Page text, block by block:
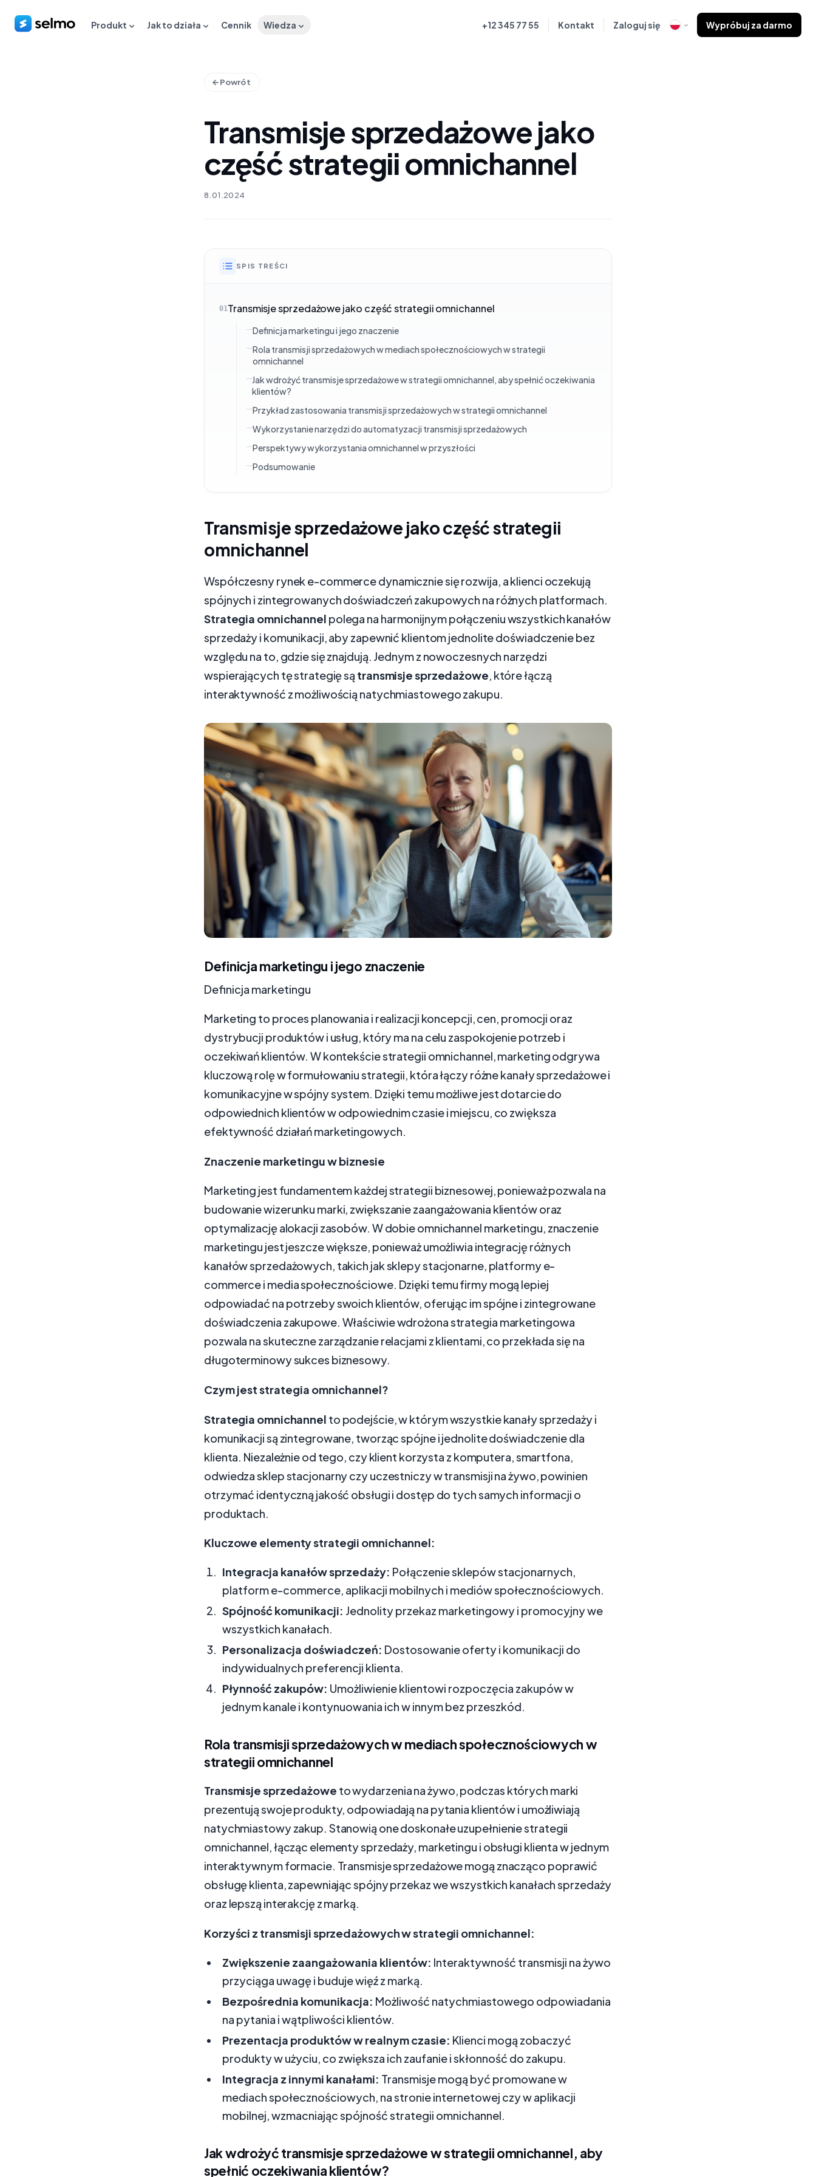
Produkt Jak to działa Cennik Wiedza +12 345 77 55 Kontakt Zaloguj się Wypróbuj za darmo
Powrót
Transmisje sprzedażowe jako
część strategii omnichannel
8.01.2024
SPIS TREŚCI
01Transmisje sprzedażowe jako część strategii omnichannel
Definicja marketingu i jego znaczenie
Rola transmisji sprzedażowych w mediach społecznościowych w strategii
omnichannel
Jak wdrożyć transmisje sprzedażowe w strategii omnichannel, aby spełnić oczekiwania
klientów?
Przykład zastosowania transmisji sprzedażowych w strategii omnichannel
Wykorzystanie narzędzi do automatyzacji transmisji sprzedażowych
Perspektywy wykorzystania omnichannel w przyszłości
Podsumowanie
Transmisje sprzedażowe jako część strategii
omnichannel
Współczesny rynek e-commerce dynamicznie się rozwija, a klienci oczekują
spójnych i zintegrowanych doświadczeń zakupowych na różnych platformach.
Strategia omnichannel polega na harmonijnym połączeniu wszystkich kanałów
sprzedaży i komunikacji, aby zapewnić klientom jednolite doświadczenie bez
względu na to, gdzie się znajdują. Jednym z nowoczesnych narzędzi
wspierających tę strategię są transmisje sprzedażowe , które łączą
interaktywność z możliwością natychmiastowego zakupu.
Definicja marketingu i jego znaczenie
Definicja marketingu
Marketing to proces planowania i realizacji koncepcji, cen, promocji oraz
dystrybucji produktów i usług, który ma na celu zaspokojenie potrzeb i
oczekiwań klientów. W kontekście strategii omnichannel, marketing odgrywa
kluczową rolę w formułowaniu strategii, która łączy różne kanały sprzedażowe i
komunikacyjne w spójny system. Dzięki temu możliwe jest dotarcie do
odpowiednich klientów w odpowiednim czasie i miejscu, co zwiększa
efektywność działań marketingowych.
Znaczenie marketingu w biznesie
Marketing jest fundamentem każdej strategii biznesowej, ponieważ pozwala na
budowanie wizerunku marki, zwiększanie zaangażowania klientów oraz
optymalizację alokacji zasobów. W dobie omnichannel marketingu, znaczenie
marketingu jest jeszcze większe, ponieważ umożliwia integrację różnych
kanałów sprzedażowych, takich jak sklepy stacjonarne, platformy e-
commerce i media społecznościowe. Dzięki temu firmy mogą lepiej
odpowiadać na potrzeby swoich klientów, oferując im spójne i zintegrowane
doświadczenia zakupowe. Właściwie wdrożona strategia marketingowa
pozwala na skuteczne zarządzanie relacjami z klientami, co przekłada się na
długoterminowy sukces biznesowy.
Czym jest strategia omnichannel?
Strategia omnichannel to podejście, w którym wszystkie kanały sprzedaży i
komunikacji są zintegrowane, tworząc spójne i jednolite doświadczenie dla
klienta. Niezależnie od tego, czy klient korzysta z komputera, smartfona,
odwiedza sklep stacjonarny czy uczestniczy w transmisji na żywo, powinien
otrzymać identyczną jakość obsługi i dostęp do tych samych informacji o
produktach.
Kluczowe elementy strategii omnichannel:
Integracja kanałów sprzedaży: Połączenie sklepów stacjonarnych,
platform e-commerce, aplikacji mobilnych i mediów społecznościowych.
Spójność komunikacji: Jednolity przekaz marketingowy i promocyjny we
wszystkich kanałach.
Personalizacja doświadczeń: Dostosowanie oferty i komunikacji do
indywidualnych preferencji klienta.
Płynność zakupów: Umożliwienie klientowi rozpoczęcia zakupów w
jednym kanale i kontynuowania ich w innym bez przeszkód.
Rola transmisji sprzedażowych w mediach społecznościowych w
strategii omnichannel
Transmisje sprzedażowe to wydarzenia na żywo, podczas których marki
prezentują swoje produkty, odpowiadają na pytania klientów i umożliwiają
natychmiastowy zakup. Stanowią one doskonałe uzupełnienie strategii
omnichannel, łącząc elementy sprzedaży, marketingu i obsługi klienta w jednym
interaktywnym formacie. Transmisje sprzedażowe mogą znacząco poprawić
obsługę klienta, zapewniając spójny przekaz we wszystkich kanałach sprzedaży
oraz lepszą interakcję z marką.
Korzyści z transmisji sprzedażowych w strategii omnichannel:
Zwiększenie zaangażowania klientów: Interaktywność transmisji na żywo
przyciąga uwagę i buduje więź z marką.
Bezpośrednia komunikacja: Możliwość natychmiastowego odpowiadania
na pytania i wątpliwości klientów.
Prezentacja produktów w realnym czasie: Klienci mogą zobaczyć
produkty w użyciu, co zwiększa ich zaufanie i skłonność do zakupu.
Integracja z innymi kanałami: Transmisje mogą być promowane w
mediach społecznościowych, na stronie internetowej czy w aplikacji
mobilnej, wzmacniając spójność strategii omnichannel.
Jak wdrożyć transmisje sprzedażowe w strategii omnichannel, aby
spełnić oczekiwania klientów?